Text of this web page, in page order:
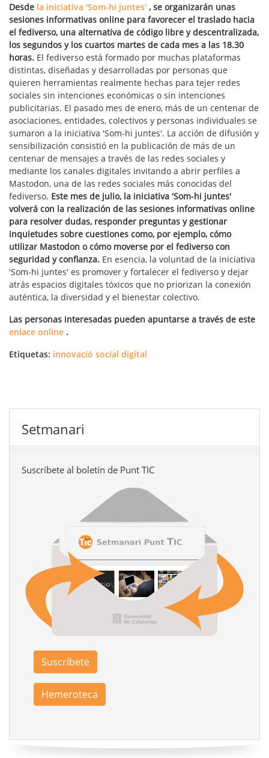
Desde la iniciativa 'Som-hi juntes' , se organizarán unas
sesiones informativas online para favorecer el traslado hacia
el fediverso, una alternativa de código libre y descentralizada,
los segundos y los cuartos martes de cada mes a las 18.30
horas. El fediverso está formado por muchas plataformas
distintas, diseñadas y desarrolladas por personas que
quieren herramientas realmente hechas para tejer redes
sociales sin intenciones económicas o sin intenciones
publicitarias. El pasado mes de enero, más de un centenar de
asociaciones, entidades, colectivos y personas individuales se
sumaron a la iniciativa 'Som-hi juntes'. La acción de difusión y
sensibilización consistió en la publicación de más de un
centenar de mensajes a través de las redes sociales y
mediante los canales digitales invitando a abrir perfiles a
Mastodon, una de las redes sociales más conocidas del
fediverso. Este mes de julio, la iniciativa 'Som-hi juntes'
volverá con la realización de las sesiones informativas online
para resolver dudas, responder preguntas y gestionar
inquietudes sobre cuestiones como, por ejemplo, cómo
utilizar Mastodon o cómo moverse por el fediverso con
seguridad y confianza. En esencia, la voluntad de la iniciativa
'Som-hi juntes' es promover y fortalecer el fediverso y dejar
atrás espacios digitales tóxicos que no priorizan la conexión
auténtica, la diversidad y el bienestar colectivo.
Las personas interesadas pueden apuntarse a través de este
enlace online .
Etiquetas: innovació social digital
Setmanari
Suscríbete al boletín de Punt TIC
Suscríbete
Hemeroteca